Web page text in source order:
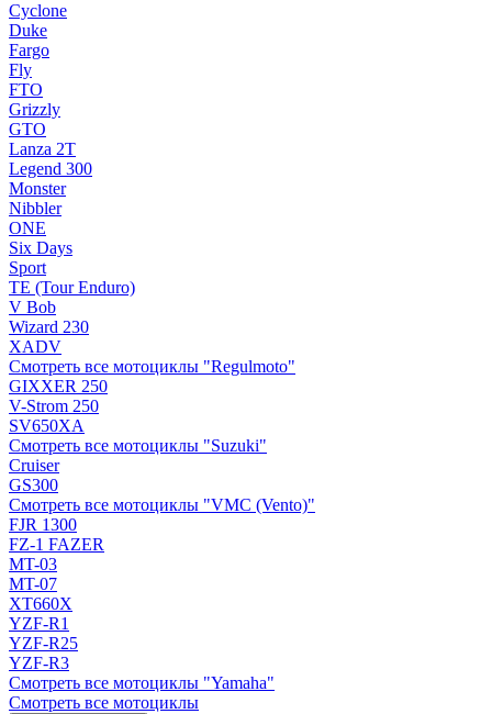
Cyclone
Duke
Fargo
Fly
FTO
Grizzly
GTO
Lanza 2T
Legend 300
Monster
Nibbler
ONE
Six Days
Sport
TE (Tour Enduro)
V Bob
Wizard 230
XADV
Смотреть все мотоциклы "Regulmoto"
GIXXER 250
V-Strom 250
SV650XA
Смотреть все мотоциклы "Suzuki"
Cruiser
GS300
Смотреть все мотоциклы "VMC (Vento)"
FJR 1300
FZ-1 FAZER
MT-03
MT-07
XT660X
YZF-R1
YZF-R25
YZF-R3
Смотреть все мотоциклы "Yamaha"
Смотреть все мотоциклы